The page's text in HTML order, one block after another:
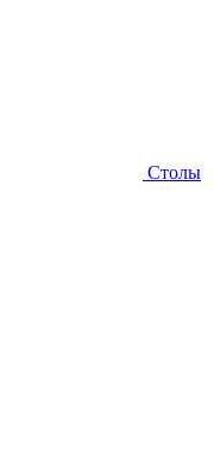
Столы